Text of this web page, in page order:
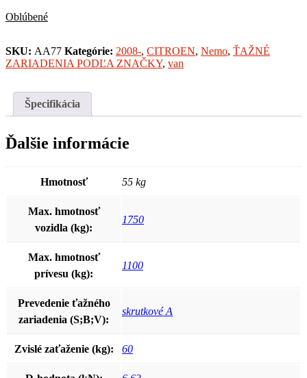
Oblúbené
SKU: AA77 Kategórie: 2008-, CITROEN, Nemo, ŤAŽNÉ
ZARIADENIA PODĽA ZNAČKY, van
Špecifikácia
Ďalšie informácie
Hmotnosť 55 kg
Max. hmotnosť
vozidla (kg):
1750
Max. hmotnosť
prívesu (kg):
1100
Prevedenie ťažného
zariadenia (S;B;V):
skrutkové A
Zvislé zaťaženie (kg): 60